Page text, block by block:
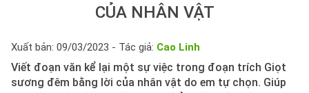
CỦA NHÂN VẬT
Xuất bản: 09/03/2023 - Tác giả: Cao Linh
Viết đoạn văn kể lại một sự việc trong đoạn trích Giọt
sương đêm bằng lời của nhân vật do em tự chọn. Giúp